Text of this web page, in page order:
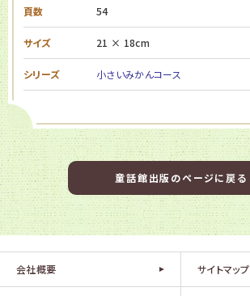
頁数 54
サイズ 21 × 18cm
シリーズ 小さいみかんコース
童話館出版のページに戻る
会社概要 サイトマップ